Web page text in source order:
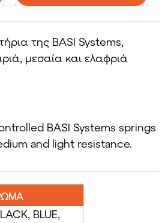
της BASI Systems,
μεσαία και ελαφριά
BASI Systems springs
and light resistance.
BLUE,